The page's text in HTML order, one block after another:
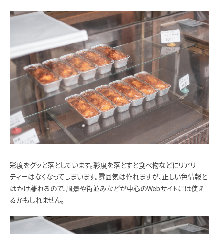
彩度をグッと落としています。彩度を落とすと食べ物などにリアリ
ティーはなくなってしまいます。雰囲気は作れますが、正しい色情報と
はかけ離れるので、風景や街並みなどが中心のWebサイトには使え
るかもしれません。